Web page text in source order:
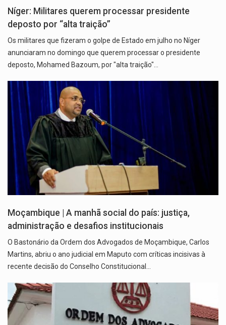
Níger: Militares querem processar presidente
deposto por “alta traição”
Os militares que fizeram o golpe de Estado em julho no Níger
anunciaram no domingo que querem processar o presidente
deposto, Mohamed Bazoum, por "alta traição"…
Moçambique | A manhã social do país: justiça,
administração e desafios institucionais
O Bastonário da Ordem dos Advogados de Moçambique, Carlos
Martins, abriu o ano judicial em Maputo com críticas incisivas à
recente decisão do Conselho Constitucional…